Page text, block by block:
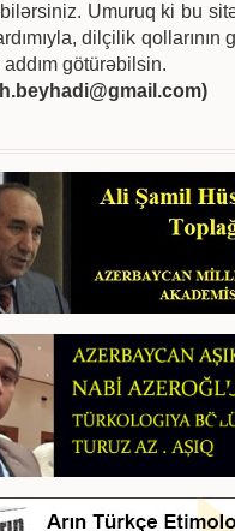
Umuruq ki bu
dilçilik qollarının
götürəbilsin.
h.beyhadi@gmail.com)